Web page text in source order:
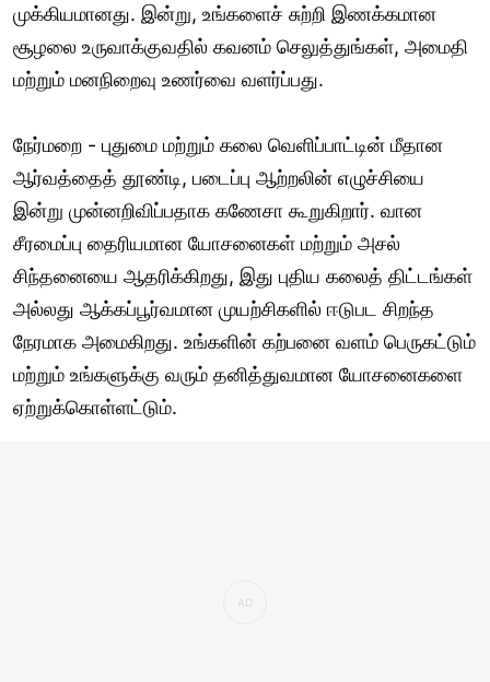
முக்கியமானது. இன்று, உங்களைச் சுற்றி இணக்கமான
சூழலை உருவாக்குவதில் கவனம் செலுத்துங்கள், அமைதி
மற்றும் மனநிறைவு உணர்வை வளர்ப்பது.
நேர்மறை - புதுமை மற்றும் கலை வெளிப்பாட்டின் மீதான
ஆர்வத்தைத் தூண்டி, படைப்பு ஆற்றலின் எழுச்சியை
இன்று முன்னறிவிப்பதாக கணேசா கூறுகிறார். வான
சீரமைப்பு தைரியமான யோசனைகள் மற்றும் அசல்
சிந்தனையை ஆதரிக்கிறது, இது புதிய கலைத் திட்டங்கள்
அல்லது ஆக்கப்பூர்வமான முயற்சிகளில் ஈடுபட சிறந்த
நேரமாக அமைகிறது. உங்களின் கற்பனை வளம் பெருகட்டும்
மற்றும் உங்களுக்கு வரும் தனித்துவமான யோசனைகளை
ஏற்றுக்கொள்ளட்டும்.